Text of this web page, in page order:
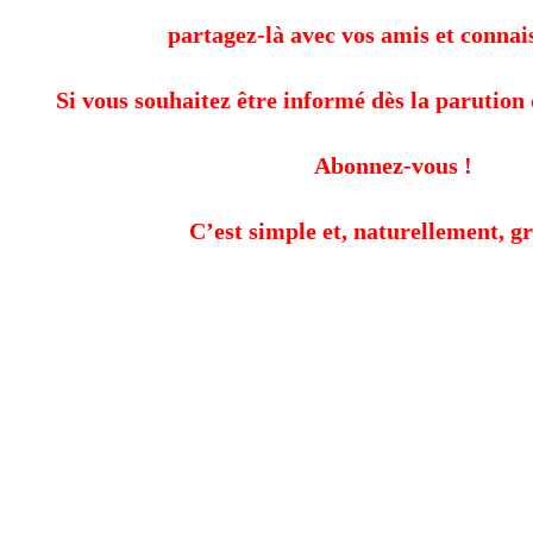
partagez-là avec vos amis et
Si vous souhaitez être informé dès la
Abonnez-vous !
C’est simple et, naturellement,